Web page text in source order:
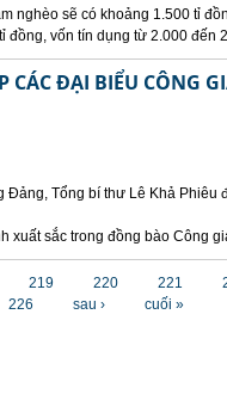
nghèo sẽ có khoảng 1.500 tỉ
vốn tín dụng từ 2.000 đến
CÁC ĐẠI BIỂU CÔNG
Tổng bí thư Lê Khả Phiêu
xuất sắc trong đồng bào Công
219 220 221
226
sau › cuối »